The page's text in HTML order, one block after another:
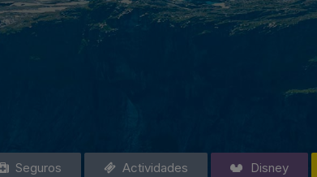
Seguros Actividades Disney